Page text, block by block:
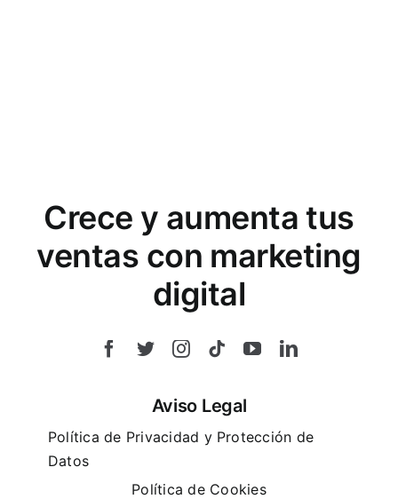
Crece y aumenta tus
ventas con marketing
digital
Aviso Legal
Política de Privacidad y Protección de
Datos
Política de Cookies